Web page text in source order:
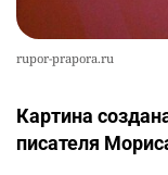
rupor-prapora.ru
Картина
писателя